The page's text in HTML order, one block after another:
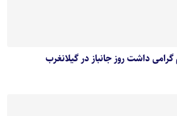
داشت روز جانباز در گیلانغرب